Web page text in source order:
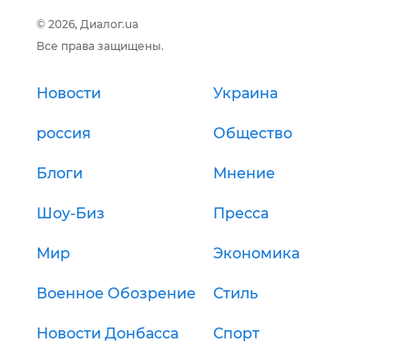
© 2026, Диалог.ua
Все права защищены.
Новости Украина
россия Общество
Блоги Мнение
Шоу-Биз Пресса
Мир Экономика
Военное Обозрение Стиль
Новости Донбасса Спорт